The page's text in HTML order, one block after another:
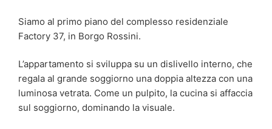
Siamo al primo piano del complesso residenziale
Factory 37, in Borgo Rossini.
L’appartamento si sviluppa su un dislivello interno, che
regala al grande soggiorno una doppia altezza con una
luminosa vetrata. Come un pulpito, la cucina si affaccia
sul soggiorno, dominando la visuale.